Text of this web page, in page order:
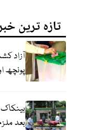
تازہ ترین
آزاد
پونچھ
بینکاک